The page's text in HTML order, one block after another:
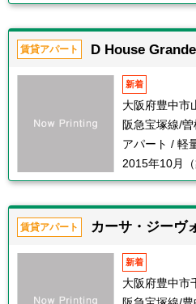
賃貸アパート D House Grande
新着
大阪府豊中市
阪急宝塚線/
アパート / 軽
2015年10月（
賃貸アパート カーサ・ジーヴ
新着
大阪府豊中市